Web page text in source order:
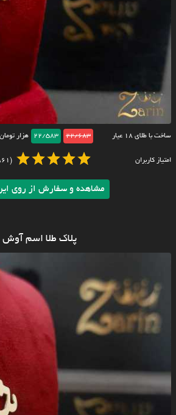
ساخت با طلای ۱۸ عیار 22/683
22/583 هزار تومان
امتیاز کاربران (861)
مشاهده و سفارش از روی
پلاک طلا اسم آوش